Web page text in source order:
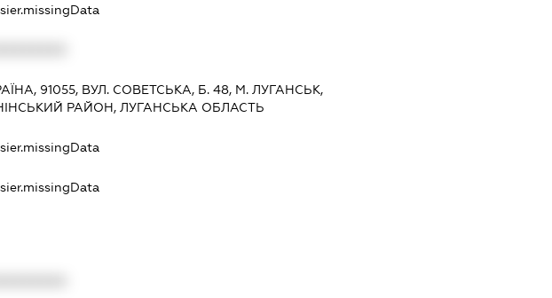
91055, ВУЛ. СОВЕТСЬКА, Б. 48, М. ЛУГАНСЬК,
РАЙОН, ЛУГАНСЬКА ОБЛАСТЬ